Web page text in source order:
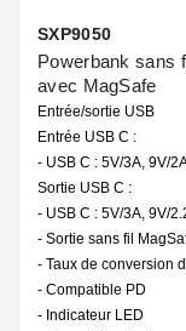
SXP9050
Powerbank sans
avec MagSafe
Entrée/sortie USB
Entrée USB C :
- USB C : 5V/3A, 9V/
Sortie USB C :
- USB C : 5V/3A, 9V/
- Sortie sans fil
- Taux de conversion
- Compatible PD
- Indicateur LED